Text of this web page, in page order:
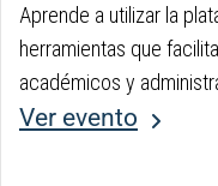
Aprende a utilizar la
herramientas que
académicos y
Ver evento